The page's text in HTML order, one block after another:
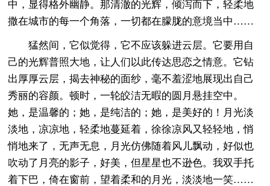
中，显得格外幽静。那清澈的光辉，倾泻而下，轻柔地
撒在城市的每一个角落，一切都在朦胧的意境当中……
猛然间，它似觉得，它不应该躲进云层。它要用自
己的光辉普照大地，让人们以此传达思恋之情意。它钻
出厚厚云层，揭去神秘的面纱，毫不羞涩地展现出自己
秀丽的容颜。顿时，一轮皎洁无暇的圆月悬挂空中。
她，是温馨的；她，是纯洁的；她，是美好的！月光淡
淡地，凉凉地，轻柔地蔓延着，徐徐凉风又轻轻地，悄
悄地来了，无声无息，月光仿佛随着风儿飘动，好似也
吹动了月亮的影子，好美，但星星也不逊色。我双手托
着下巴，倚在窗前，望着柔和的月光，淡淡地一笑……